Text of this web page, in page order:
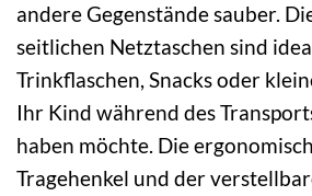
andere Gegenstände sauber.
seitlichen Netztaschen sind
Trinkflaschen, Snacks oder
Ihr Kind während des
haben möchte. Die
Tragehenkel und der